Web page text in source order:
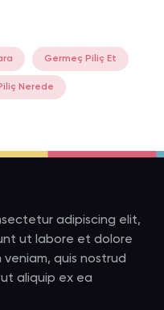
Germeç Piliç Et
Nerede
adipiscing elit,
ut labore et dolore
quis nostrud
aliquip ex ea